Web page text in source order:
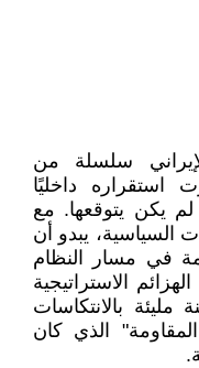
الإيراني سلسلة من
استقراره داخليًا
لم يكن يتوقعها. مع
السياسية، يبدو أن
في مسار النظام
الاستراتيجية
ولبنان، كانت 2024 سنة مليئة بالانتكاسات
الذي كان